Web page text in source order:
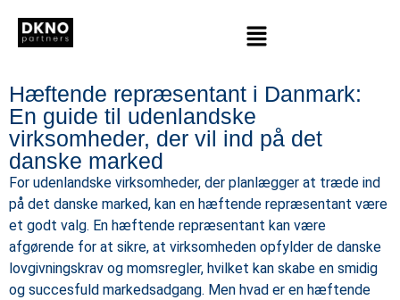
Hæftende repræsentant i Danmark:
En guide til udenlandske
virksomheder, der vil ind på det
danske marked
For udenlandske virksomheder, der planlægger at træde ind
på det danske marked, kan en hæftende repræsentant være
et godt valg. En hæftende repræsentant kan være
afgørende for at sikre, at virksomheden opfylder de danske
lovgivningskrav og momsregler, hvilket kan skabe en smidig
og succesfuld markedsadgang. Men hvad er en hæftende